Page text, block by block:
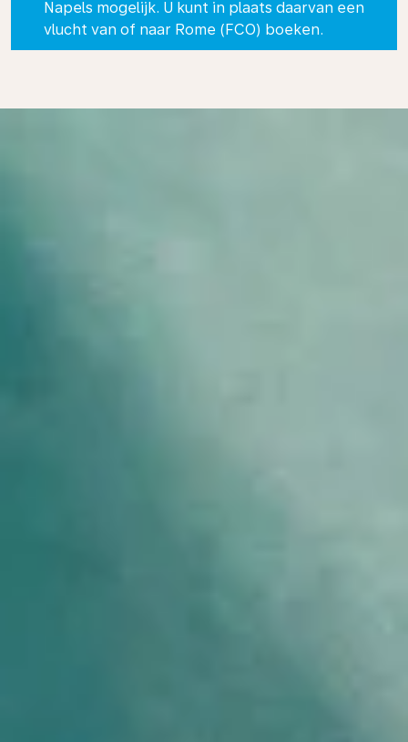
Napels mogelijk. U kunt in plaats daarvan een
vlucht van of naar Rome (FCO) boeken.